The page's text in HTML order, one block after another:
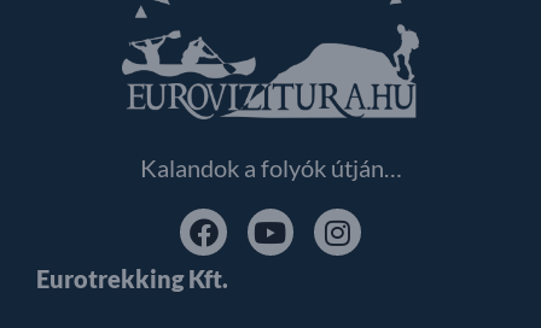
Kalandok a folyók útján…
Eurotrekking Kft.